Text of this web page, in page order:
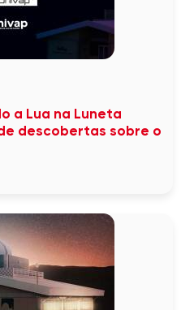
a Lua na Luneta
descobertas sobre o